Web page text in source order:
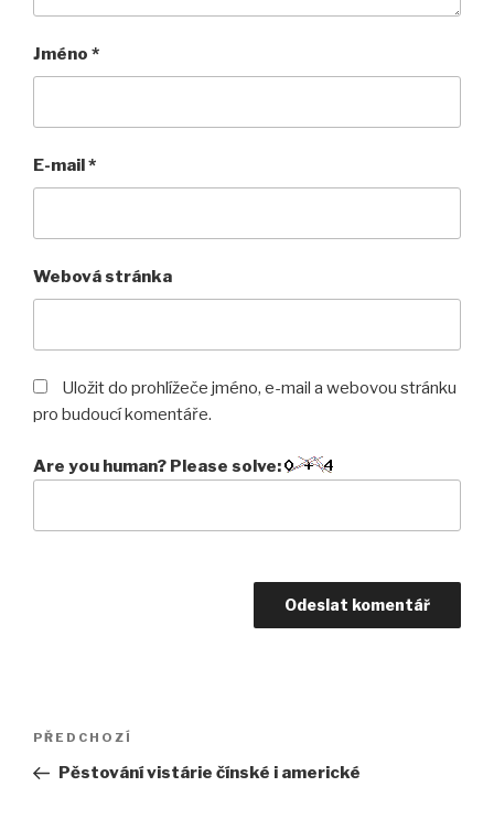
Jméno *
E-mail*
Webová stránka
Uložit do prohlížeče jméno, e-mail a webovou stránku
pro budoucí komentáře.
Are you human? Please solve:
Navigace
příspěvek
Předchozí
příspěvek
PŘEDCHOZÍ
Pěstování vistárie čínské i americké